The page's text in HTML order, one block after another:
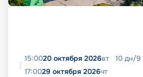
15:0020 октября 2026вт 10 дн/9
17:0029 октября 2026чт